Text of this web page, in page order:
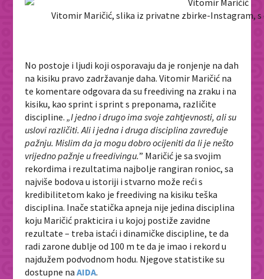
Vitomir Maričić, slika iz privatne zbirke-Instagram,
No postoje i ljudi koji osporavaju da je ronjenje na dah
na kisiku pravo zadržavanje daha. Vitomir Maričić na
te komentare odgovara da su freediving na zraku i na
kisiku, kao sprint i sprint s preponama, različite
discipline.„I jedno i drugo ima svoje zahtjevnosti, ali su
uslovi različiti. Ali i jedna i druga disciplina zavređuje
pažnju. Mislim da ja mogu dobro ocijeniti da li je nešto
vrijedno pažnje u freedivingu.” Maričić je sa svojim
rekordima i rezultatima najbolje rangiran ronioc, sa
najviše bodova u istoriji i stvarno može reći s
kredibilitetom kako je freediving na kisiku teška
disciplina. Inače statička apneja nije jedina disciplina
koju Maričić prakticira i u kojoj postiže zavidne
rezultate – treba istaći i dinamičke discipline, te da
radi zarone dublje od 100 m te da je imao i rekord u
najdužem podvodnom hodu. Njegove statistike su
dostupne naAIDA.